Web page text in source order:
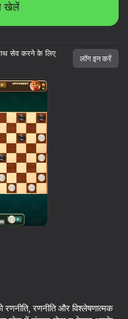
Keyboard Obby: +1 Speed
खेलें
सेव करने के लिए
लॉग इन करें
रणनीति और विश्लेषणात्मक